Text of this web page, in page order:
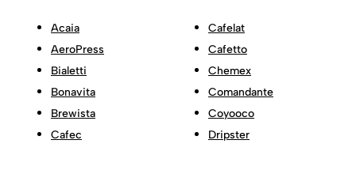
Acaia
AeroPress
Bialetti
Bonavita
Brewista
Cafec
Cafelat
Cafetto
Chemex
Comandante
Coyooco
Dripster